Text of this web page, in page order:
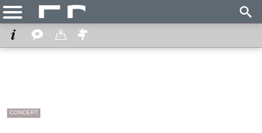
CONCERT